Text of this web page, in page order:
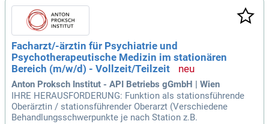
Facharzt/-ärztin für Psychiatrie und
Psychotherapeutische Medizin im stationären
Bereich (m/w/d) - Vollzeit/Teilzeit
Anton Proksch Institut - API Betriebs gGmbH | Wien
IHRE HERAUSFORDERUNG: Funktion als stationsführende
Oberärztin / stationsführender Oberarzt (Verschiedene
Behandlungsschwerpunkte je nach Station z.B.